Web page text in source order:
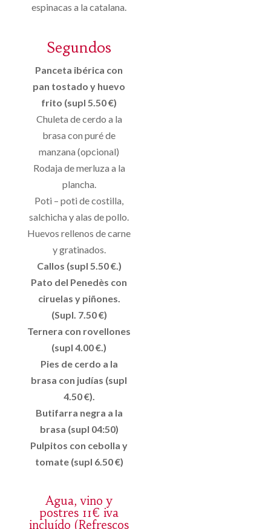
espinacas a la catalana.
Segundos
Panceta ibérica con
pan tostado y huevo
frito (supl 5.50 €)
Chuleta de cerdo a la
brasa con puré de
manzana (opcional)
Rodaja de merluza a la
plancha.
Poti – poti de costilla,
salchicha y alas de pollo.
Huevos rellenos de carne
y gratinados.
Callos (supl 5.50 €.)
Pato del Penedès con
ciruelas y piñones.
(Supl. 7.50 €)
Ternera con rovellones
(supl 4.00 €.)
Pies de cerdo a la
brasa con judías (supl
4.50 €).
Butifarra negra a la
brasa (supl 04:50)
Pulpitos con cebolla y
tomate (supl 6.50 €)
Agua, vino y
postres 11€ iva
incluído (Refrescos